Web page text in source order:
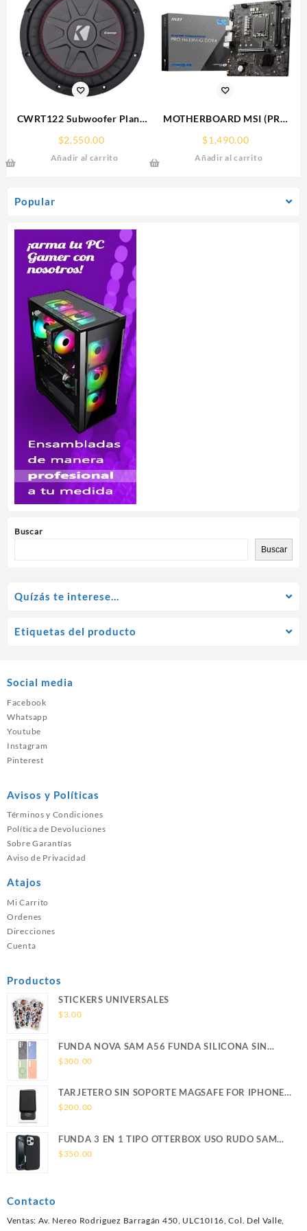
Popular
Buscar
Buscar
CWRT122 Subwoofer Plano
Ohms
$2,550.00
Añadir al carrito
MOTHERBOARD MSI (PRO
1700, 2*DDR4 3200MHZ,
1*HDMI, 1*VGA, MICRO ATX
$1,490.00
Añadir al carrito
Quízás te interese…
Etiquetas del producto
Social media
Facebook
Whatsapp
Youtube
Instagram
Pinterest
Avisos y Políticas
Términos y Condiciones
Política de Devoluciones
Sobre Garantías
Aviso de Privacidad
Atajos
Mi Carrito
Ordenes
Direcciones
Cuenta
Productos
STICKERS UNIVERSALES
$3.00
FUNDA NOVA SAM A56 FUNDA SILICONA SIN
SOPORTE MAGNETICO SAMSUNG
$300.00
TARJETERO SIN SOPORTE MAGSAFE FOR IPHONE
LEATHER WALLET MAGSAFE
$200.00
FUNDA 3 EN 1 TIPO OTTERBOX USO RUDO SAM
S26 ULTRA SAMSUNG S26 ULTRA
$350.00
Contacto
Ventas: Av. Nereo Rodriguez Barragán 450, ULC10I16, Col. Del Valle,